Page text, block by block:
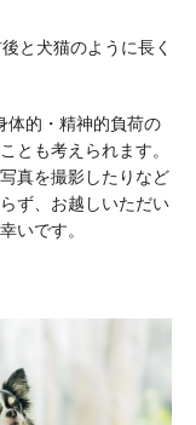
と犬猫のように長く
体的・精神的負荷の
とも考えられます。
真を撮影したりなど
ず、お越しいただい
いです。